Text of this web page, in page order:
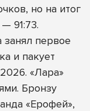
но на итог
91:73.
первое
и пакует
«Лара»
Бронзу
«Ерофей»,